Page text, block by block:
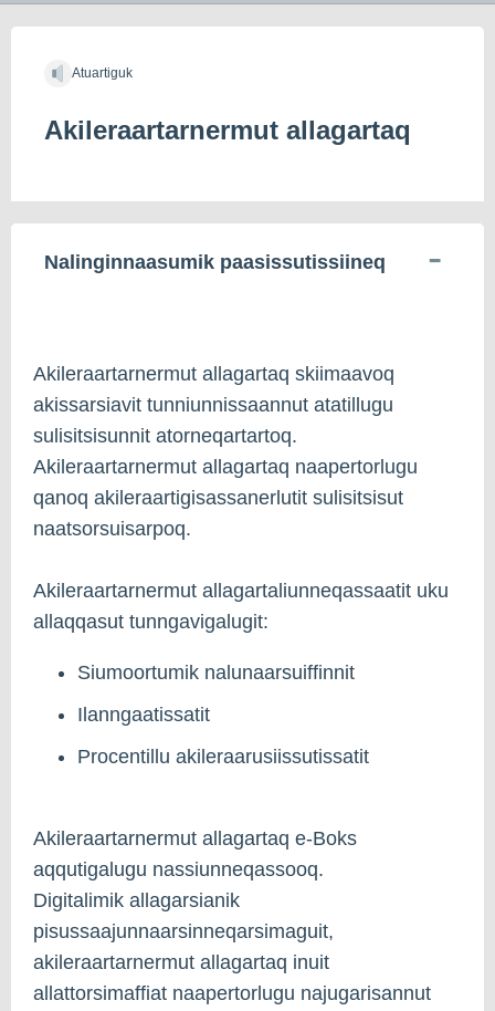
Atuartiguk
Akileraartarnermut allagartaq
Nalinginnaasumik paasissutissiineq
Akileraartarnermut allagartaq skiimaavoq
akissarsiavit tunniunnissaannut atatillugu
sulisitsisunnit atorneqartartoq.
Akileraartarnermut allagartaq naapertorlugu
qanoq akileraartigisassanerlutit sulisitsisut
naatsorsuisarpoq.
Akileraartarnermut allagartaliunneqassaatit uku
allaqqasut tunngavigalugit:
Siumoortumik nalunaarsuiffinnit
Ilanngaatissatit
Procentillu akileraarusiissutissatit
Akileraartarnermut allagartaq e-Boks
aqqutigalugu nassiunneqassooq.
Digitalimik allagarsianik
pisussaajunnaarsinneqarsimaguit,
akileraartarnermut allagartaq inuit
allattorsimaffiat naapertorlugu najugarisannut